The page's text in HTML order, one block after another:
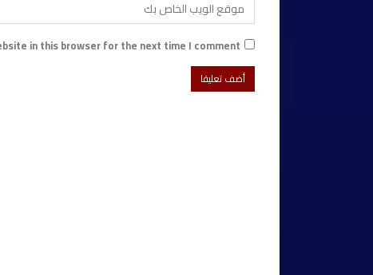
in this browser for the next time I comment.